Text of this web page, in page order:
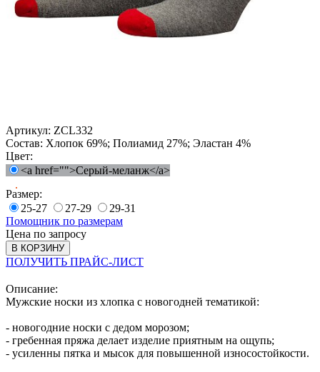
Артикул: ZCL332
Состав: Хлопок 69%; Полиамид 27%; Эластан 4%
Цвет:
<a href="">Серый-меланж</a>
Размер:
25-27
27-29
29-31
Помощник по размерам
Цена по запросу
В КОРЗИНУ
ПОЛУЧИТЬ ПРАЙС-ЛИСТ
Описание:
Мужские носки из хлопка с новогодней тематикой:
- новогодние носки с дедом морозом;
- гребенная пряжа делает изделие приятным на ощупь;
- усиленны пятка и мысок для повышенной износостойкости.